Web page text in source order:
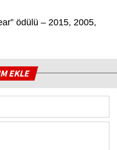
ödülü – 2015, 2005,
EKLE